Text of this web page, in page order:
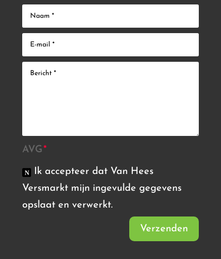
AVG
Ik accepteer dat Van Hees
Versmarkt mijn ingevulde gegevens
opslaat en verwerkt.
Verzenden